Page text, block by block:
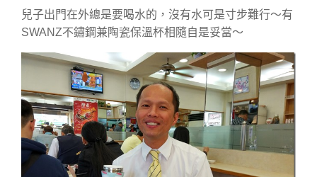
兒子出門在外總是要喝水的，沒有水可是寸步難行～有
SWANZ不鏽鋼兼陶瓷保溫杯相隨自是妥當～